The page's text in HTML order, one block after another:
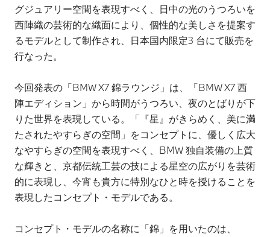
グジュアリー空間を表現すべく、日中の光のうつろいを
西陣織の芸術的な織面により、個性的な美しさを提案す
るモデルとして制作され、日本国内限定3 台にて販売を
行なった。
今回発表の「BMW X7 錦ラウンジ」は、「BMW X7 西
陣エディション」から時間がうつろい、夜のとばりが下
りた世界を表現している。「『星』がきらめく、美に満
たされたやすらぎの空間」をコンセプトに、優しく広大
なやすらぎの空間を表現すべく、BMW 独自装備の上質
な輝きと、京都伝統工芸の技による星空の広がりを芸術
的に表現し、今宵も貴方に特別なひと時を授けることを
表現したコンセプト・モデルである。
コンセプト・モデルの名称に「錦」を用いたのは、